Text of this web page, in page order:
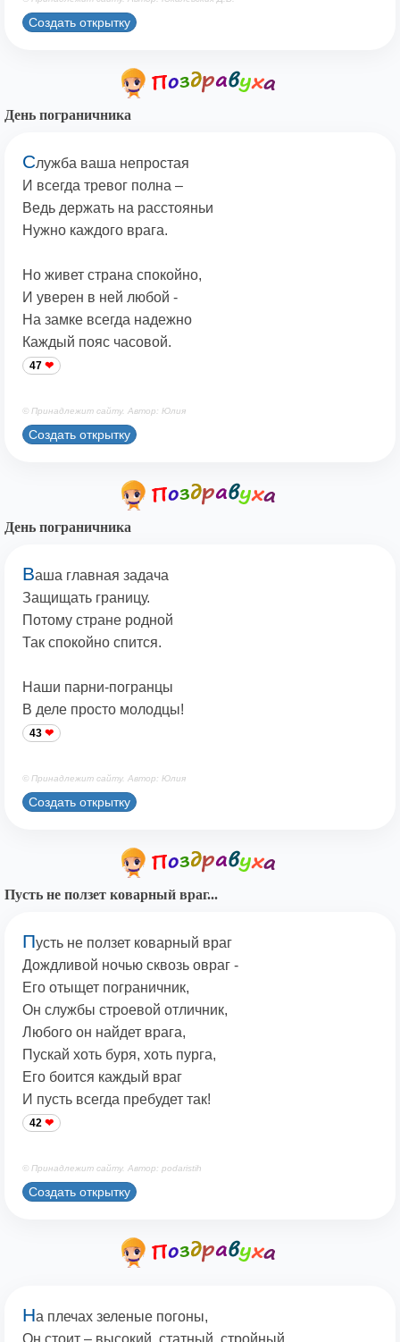
Создать открытку
День пограничника
Служба ваша непростая
И всегда тревог полна –
Ведь держать на расстояньи
Нужно каждого врага.
Но живет страна спокойно,
И уверен в ней любой -
На замке всегда надежно
Каждый пояс часовой.
47
© Принадлежит сайту. Автор: Юлия
Создать открытку
День пограничника
Ваша главная задача
Защищать границу.
Потому стране родной
Так спокойно спится.
Наши парни-погранцы
В деле просто молодцы!
43
© Принадлежит сайту. Автор: Юлия
Создать открытку
Пусть не ползет коварный враг...
Пусть не ползет коварный враг
Дождливой ночью сквозь овраг -
Его отыщет пограничник,
Он службы строевой отличник,
Любого он найдет врага,
Пускай хоть буря, хоть пурга,
Его боится каждый враг
И пусть всегда пребудет так!
42
© Принадлежит сайту. Автор: podaristih
Создать открытку
На плечах зеленые погоны,
Он стоит – высокий, статный, стройный.